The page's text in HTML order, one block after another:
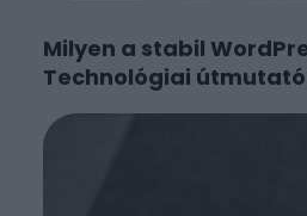
Milyen a stabil
Technológiai